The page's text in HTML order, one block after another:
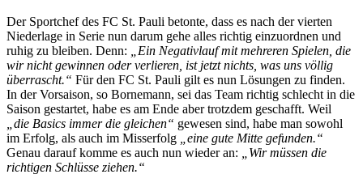
Der Sportchef des FC St. Pauli betonte, dass es nach der vierten
Niederlage in Serie nun darum gehe alles richtig einzuordnen und
ruhig zu bleiben. Denn:
„Ein Negativlauf mit mehreren Spielen, die
wir nicht gewinnen oder verlieren, ist jetzt nichts, was uns völlig
überrascht.“ Für den FC St. Pauli gilt es nun Lösungen zu finden.
In der Vorsaison, so Bornemann, sei das Team richtig schlecht in die
Saison gestartet, habe es am Ende aber trotzdem geschafft. Weil
„die Basics immer die gleichen“ gewesen sind, habe man sowohl
im Erfolg, als auch im Misserfolg
„eine gute Mitte gefunden.“
Genau darauf komme es auch nun wieder an:
„Wir müssen die
richtigen Schlüsse ziehen.“